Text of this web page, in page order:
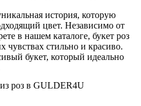
история, которую
цвет. Независимо от
в нашем каталоге, букет роз
чувствах стильно и красиво.
букет, который идеально
из роз в GULDER4U